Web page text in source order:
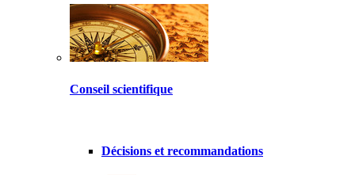
Conseil scientifique
Décisions et recommandations